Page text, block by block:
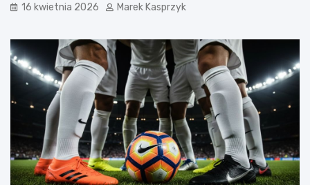
16 kwietnia 2026 Marek Kasprzyk